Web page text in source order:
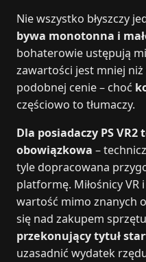
Nie wszystko błyszczy
bywa monotonna i
bohaterowie ustępują
zawartości jest mniej niż
podobnej cenie – choć
częściowo to tłumaczy.
Dla posiadaczy PS
obowiązkowa –
tyle dopracowana
platformę. Miłośnicy
wartość mimo znanych
się nad zakupem
przekonujący tytuł
uzasadnić wydatek